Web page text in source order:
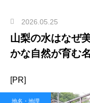
2026.05.25
山梨の水はなぜ
かな自然が育む
[PR]
地名・地理